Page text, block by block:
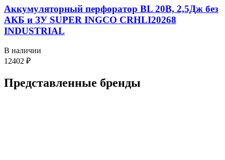
Аккумуляторный перфоратор BL 20В, 2,5Дж без
АКБ и ЗУ SUPER INGCO CRHLI20268
INDUSTRIAL
В наличии
12402 ₽
Представленные бренды